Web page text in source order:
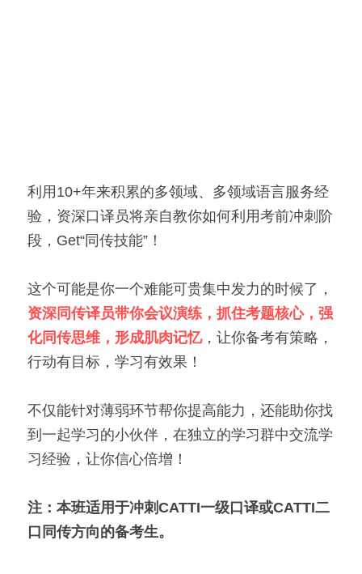
利用10+年来积累的多领域、多领域语言服务经
验，资深口译员将亲自教你如何利用考前冲刺阶
段，Get“同传技能”！
这个可能是你一个难能可贵集中发力的时候了，
资深同传译员带你会议演练，抓住考题核心，强
化同传思维，形成肌肉记忆，让你备考有策略，
行动有目标，学习有效果！
不仅能针对薄弱环节帮你提高能力，还能助你找
到一起学习的小伙伴，在独立的学习群中交流学
习经验，让你信心倍增！
注：本班适用于冲刺CATTI一级口译或CATTI二
口同传方向的备考生。